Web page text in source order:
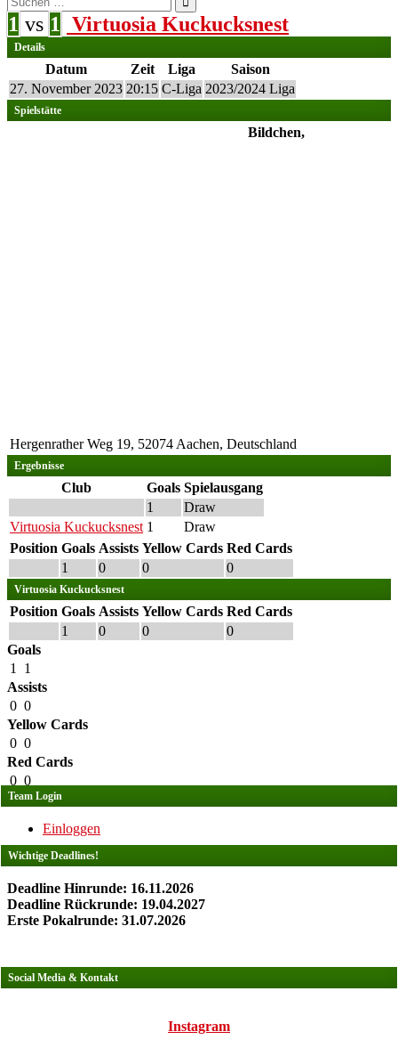
nach:
1 vs 1 Virtuosia Kuckucksnest
Details
Datum Zeit Liga
Saison
27. November 2023 20:15 C-Liga 2023/2024 Liga
Spielstätte
Bildchen,
Hergenrather Weg 19, 52074 Aachen, Deutschland
Ergebnisse
Club Goals Spielausgang
1
Draw
Virtuosia Kuckucksnest 1
Draw
Position Goals Assists Yellow Cards Red Cards
1
0 0 0
Virtuosia Kuckucksnest
Position Goals Assists Yellow Cards Red Cards
1
0 0
0
Goals
1
1
Assists
0 0
Yellow Cards
0 0
Red Cards
0 0
Team Login
Einloggen
Wichtige Deadlines!
Deadline Hinrunde: 16.11.2026
Deadline Rückrunde: 19.04.2027
Erste Pokalrunde: 31.07.2026
Social Media & Kontakt
Instagram